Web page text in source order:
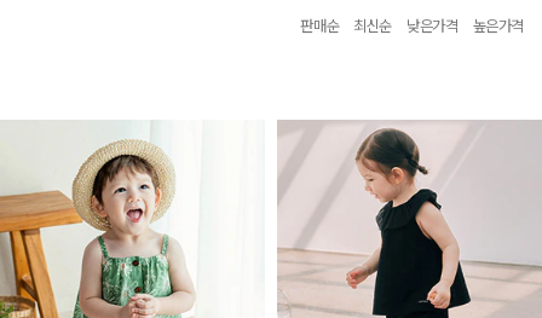
판매순 최신순 낮은가격 높은가격